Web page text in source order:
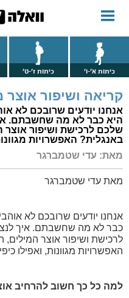
כיתות א'-ו' כיתות ז'-ט'
קריאה ושיפור אוצר
אנחנו יודעים שרובכם לא
היא כבר לא מה שחשבתם.
שלכם לרכישת ושיפור אוצר
באנגלית? האפשרויות
מאת: עדי שטמברגר
מאת עדי שטמברגר
אנחנו יודעים שרובכם לא
כבר לא מה שחשבתם. איך
לרכישת ושיפור אוצר המילים,
האפשרויות מגוונות, ואפילו
למה כל כך חשוב להרחיב